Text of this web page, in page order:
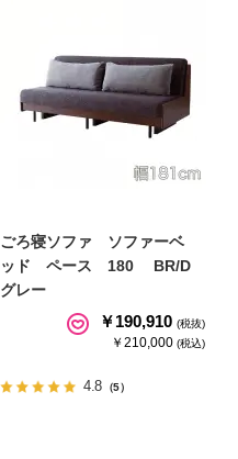
ごろ寝ソファ ソファーベ
ッド ペース 180 BR/D
グレー
￥190,910 (税抜)
￥210,000 (税込)
4.8 （5）